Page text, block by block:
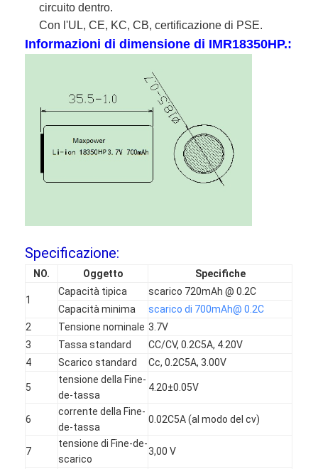
Casa
Prodotti
Circa noi
Giro della fabbrica
circuito dentro.
Con l'UL, CE, KC, CB, certificazione di PSE.
Informazioni di dimensione di IMR18350HP.:
Specificazione:
NO. Oggetto Specifiche
1
Capacità tipica
scarico 720mAh @ 0.2C
Capacità minima
scarico di 700mAh@ 0.2C
2
Tensione nominale 3.7V
3
Tassa standard
CC/CV, 0.2C5A, 4.20V
4
Scarico standard Cc, 0.2C5A, 3.00V
5
tensione della Fine-
de-tassa
4.20±0.05V
6
corrente della Fine-
de-tassa
0.02C5A (al modo del cv)
7
tensione di Fine-de-
scarico
3,00 V